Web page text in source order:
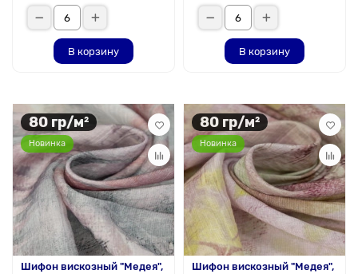
В корзину В корзину
80 гр/м²
Новинка
Шифон вискозный "Медея",
80 гр/м²
Новинка
Шифон вискозный "Медея",